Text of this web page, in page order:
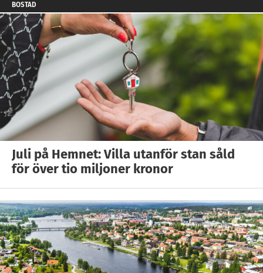
BOSTAD
Juli på Hemnet: Villa utanför stan såld
för över tio miljoner kronor